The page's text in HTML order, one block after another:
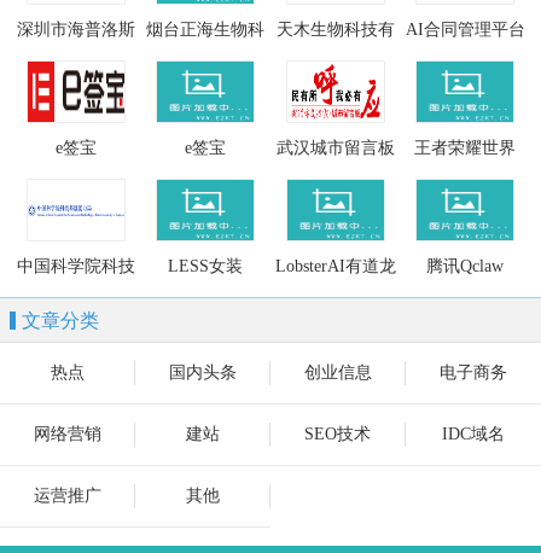
深圳市海普洛斯
生物科技有限公
烟台正海生物科
技股份有限公司
天木生物科技有
限公司
AI合同管理平台
e签宝 e签宝 武汉城市留言板 王者荣耀世界
中国科学院科技
基础能力局
LESS女装 LobsterAI有道龙 腾讯Qclaw
文章分类
热点 国内头条 创业信息 电子商务
网络营销 建站 SEO技术 IDC域名
运营推广 其他